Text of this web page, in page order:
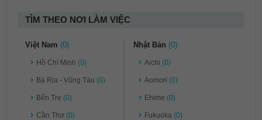
TÌM THEO NƠI LÀM VIỆC
Việt Nam (0)
Hồ Chí Minh (0)
Bà Rịa - Vũng Tàu (0)
Bến Tre (0)
Cần Thơ (0)
Nhật Bản (0)
Aichi (0)
Aomori (0)
Ehime (0)
Fukuoka (0)